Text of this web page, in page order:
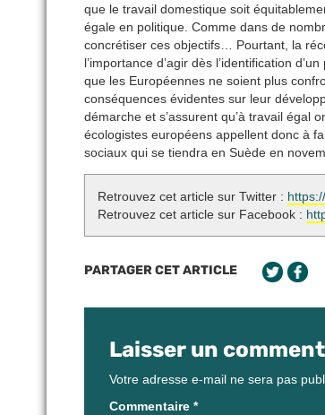
que le travail domestique soit
égale en politique. Comme dans de
concrétiser ces objectifs… Pourtant, la
l’importance d’agir dès l’identification
que les Européennes ne soient plus
conséquences évidentes sur leur
démarche et s’assurent qu’à travail égal
écologistes européens appellent donc à
sociaux qui se tiendra en Suède en
Retrouvez cet article sur Twitter :
Retrouvez cet article sur Facebook :
PARTAGER CET ARTICLE
Laisser un
Votre adresse e-mail ne sera pas
Commentaire *